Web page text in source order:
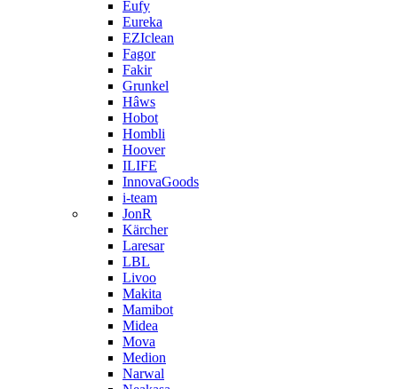
Eufy
Eureka
EZIclean
Fagor
Fakir
Grunkel
Hâws
Hobot
Hombli
Hoover
ILIFE
InnovaGoods
i-team
JonR
Kärcher
Laresar
LBL
Livoo
Makita
Mamibot
Midea
Mova
Medion
Narwal